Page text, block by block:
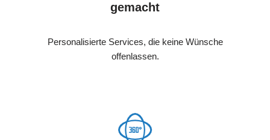
gemacht
Personalisierte Services, die keine Wünsche
offenlassen.